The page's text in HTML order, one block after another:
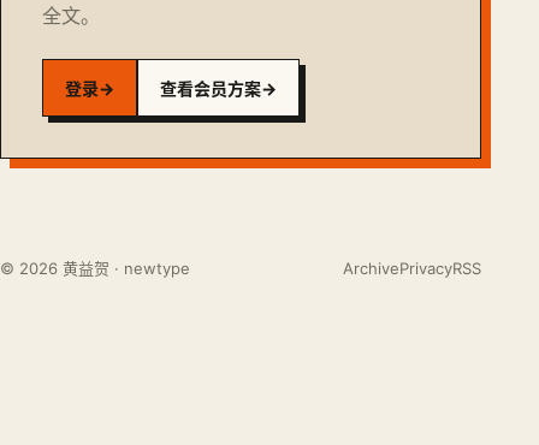
全文。
登录→ 查看会员方案→
© 2026 黄益贺 · newtype ArchivePrivacyRSS